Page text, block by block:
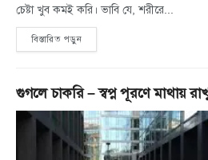
চেষ্টা খুব কমই করি। ভাবি যে, শরীরে...
বিস্তারিত পড়ুন
গুগলে চাকরি – স্বপ্ন পূরণে মাথায়